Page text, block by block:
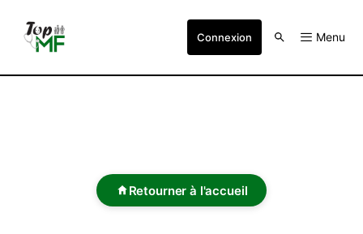
Connexion Menu
Retourner à l'accueil